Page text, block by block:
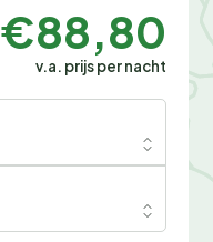
€88,80
v.a. prijs per nacht